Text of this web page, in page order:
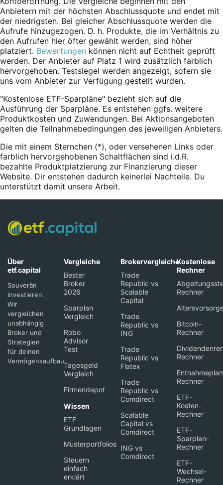
Anbietern mit der höchsten Abschlussquote und endet mit
der niedrigsten. Bei gleicher Abschlussquote werden die
Aufrufe hinzugezogen. D. h. Produkte, die im Verhältnis zu
den Aufrufen hier öfter gewählt werden, sind höher
platziert. Bewertungen können nicht auf Echtheit geprüft
werden. Der Anbieter auf Platz 1 wird zusätzlich farblich
hervorgehoben. Testsiegel werden angezeigt, sofern sie
uns vom Anbieter zur Verfügung gestellt wurden.
"Kostenlose ETF-Sparpläne" bezieht sich auf die
Ausführung der Sparpläne. Es entstehen ggfs. weitere
Produktkosten und Zuwendungen. Bei Aktionsangeboten
gelten die Teilnahmebedingungen des jeweiligen Anbieters.
Die mit einem Sternchen (*), oder versehenen Links oder
farblich hervorgehobenen Schaltflächen sind i.d.R.
bezahlte Produktplatzierung zur Finanzierung dieser
Website. Dir entstehen dadurch keinerlei Nachteile. Du
unterstützt damit unsere Arbeit.
Über
etf.capital
Souverän
investieren.
Wir
vergleichen
unabhängig
Broker und
Strategien
für deinen
Vermögensaufbau.
Vergleiche
Bester
Broker
2026
Sparplan
Vergleich
Robo
Advisor
Test
Tagesgeld
Vergleich
Firmendepot
Wissen
ETF
Grundlagen
Musterportfolios
Steuern
einfach
erklärt
Brokervergleiche
Trade
Republic vs
Scalable
Capital
Trade
Republic vs
ING
Trade
Republic vs
Flatex
Trade
Republic vs
Comdirect
Scalable
Capital vs
Comdirect
ING vs
Comdirect
Kostenlose
Rechner
Rechner
Bitcoin-
Rechner
Rechner
Rechner
ETF-
Kosten-
Rechner
ETF-
Sparplan-
Rechner
ETF-
Wechsel-
Rechner